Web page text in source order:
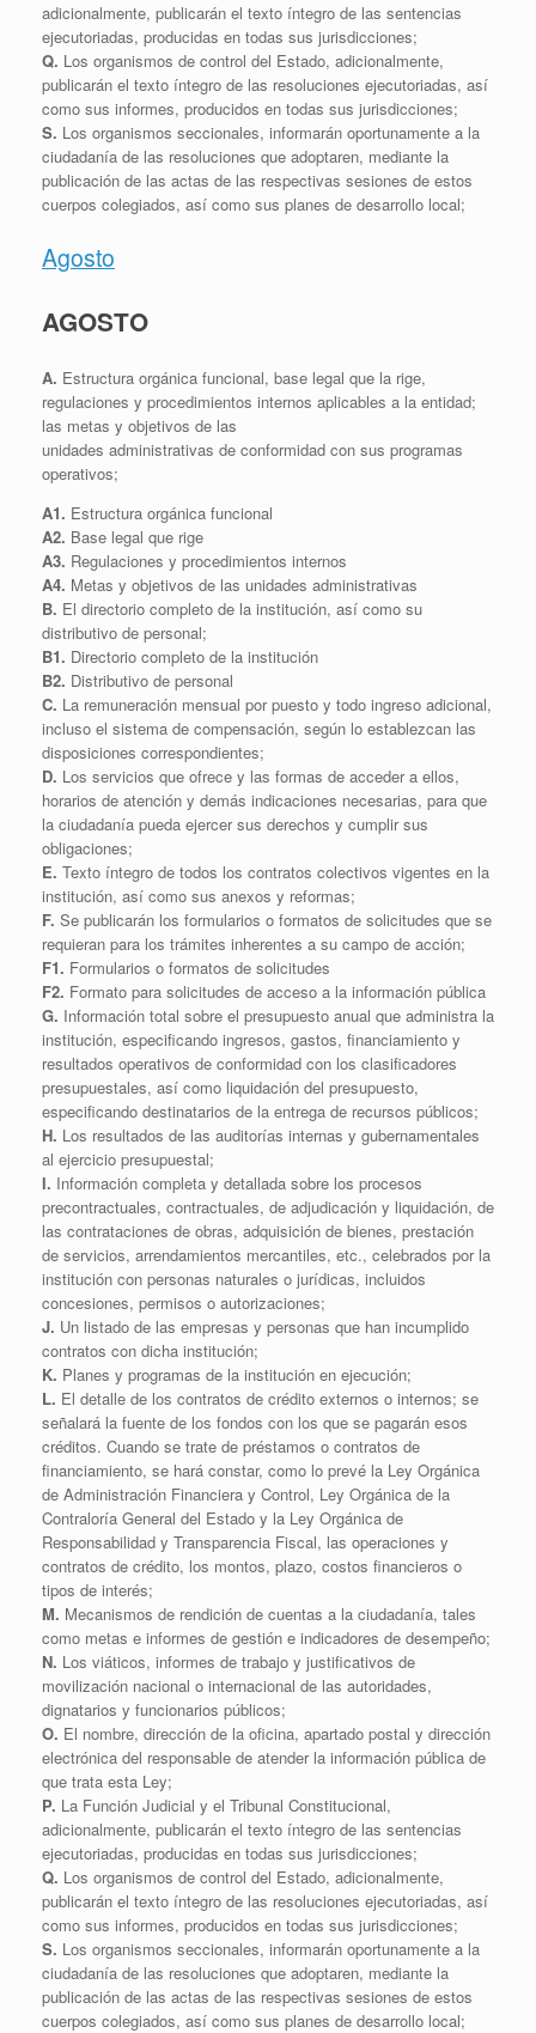
adicionalmente, publicarán el texto íntegro de las sentencias
ejecutoriadas, producidas en todas sus jurisdicciones;
Q. Los organismos de control del Estado, adicionalmente,
publicarán el texto íntegro de las resoluciones ejecutoriadas, así
como sus informes, producidos en todas sus jurisdicciones;
S. Los organismos seccionales, informarán oportunamente a la
ciudadanía de las resoluciones que adoptaren, mediante la
publicación de las actas de las respectivas sesiones de estos
cuerpos colegiados, así como sus planes de desarrollo local;
Agosto
AGOSTO
A. Estructura orgánica funcional, base legal que la rige,
regulaciones y procedimientos internos aplicables a la entidad;
las metas y objetivos de las
unidades administrativas de conformidad con sus programas
operativos;
A1. Estructura orgánica funcional
A2. Base legal que rige
A3. Regulaciones y procedimientos internos
A4. Metas y objetivos de las unidades administrativas
B. El directorio completo de la institución, así como su
distributivo de personal;
B1. Directorio completo de la institución
B2. Distributivo de personal
C. La remuneración mensual por puesto y todo ingreso adicional,
incluso el sistema de compensación, según lo establezcan las
disposiciones correspondientes;
D. Los servicios que ofrece y las formas de acceder a ellos,
horarios de atención y demás indicaciones necesarias, para que
la ciudadanía pueda ejercer sus derechos y cumplir sus
obligaciones;
E. Texto íntegro de todos los contratos colectivos vigentes en la
institución, así como sus anexos y reformas;
F. Se publicarán los formularios o formatos de solicitudes que se
requieran para los trámites inherentes a su campo de acción;
F1. Formularios o formatos de solicitudes
F2. Formato para solicitudes de acceso a la información pública
G. Información total sobre el presupuesto anual que administra la
institución, especificando ingresos, gastos, financiamiento y
resultados operativos de conformidad con los clasificadores
presupuestales, así como liquidación del presupuesto,
especificando destinatarios de la entrega de recursos públicos;
H. Los resultados de las auditorías internas y gubernamentales
al ejercicio presupuestal;
I. Información completa y detallada sobre los procesos
precontractuales, contractuales, de adjudicación y liquidación, de
las contrataciones de obras, adquisición de bienes, prestación
de servicios, arrendamientos mercantiles, etc., celebrados por la
institución con personas naturales o jurídicas, incluidos
concesiones, permisos o autorizaciones;
J. Un listado de las empresas y personas que han incumplido
contratos con dicha institución;
K. Planes y programas de la institución en ejecución;
L. El detalle de los contratos de crédito externos o internos; se
señalará la fuente de los fondos con los que se pagarán esos
créditos. Cuando se trate de préstamos o contratos de
financiamiento, se hará constar, como lo prevé la Ley Orgánica
de Administración Financiera y Control, Ley Orgánica de la
Contraloría General del Estado y la Ley Orgánica de
Responsabilidad y Transparencia Fiscal, las operaciones y
contratos de crédito, los montos, plazo, costos financieros o
tipos de interés;
M. Mecanismos de rendición de cuentas a la ciudadanía, tales
como metas e informes de gestión e indicadores de desempeño;
N. Los viáticos, informes de trabajo y justificativos de
movilización nacional o internacional de las autoridades,
dignatarios y funcionarios públicos;
O. El nombre, dirección de la oficina, apartado postal y dirección
electrónica del responsable de atender la información pública de
que trata esta Ley;
P. La Función Judicial y el Tribunal Constitucional,
adicionalmente, publicarán el texto íntegro de las sentencias
ejecutoriadas, producidas en todas sus jurisdicciones;
Q. Los organismos de control del Estado, adicionalmente,
publicarán el texto íntegro de las resoluciones ejecutoriadas, así
como sus informes, producidos en todas sus jurisdicciones;
S. Los organismos seccionales, informarán oportunamente a la
ciudadanía de las resoluciones que adoptaren, mediante la
publicación de las actas de las respectivas sesiones de estos
cuerpos colegiados, así como sus planes de desarrollo local;